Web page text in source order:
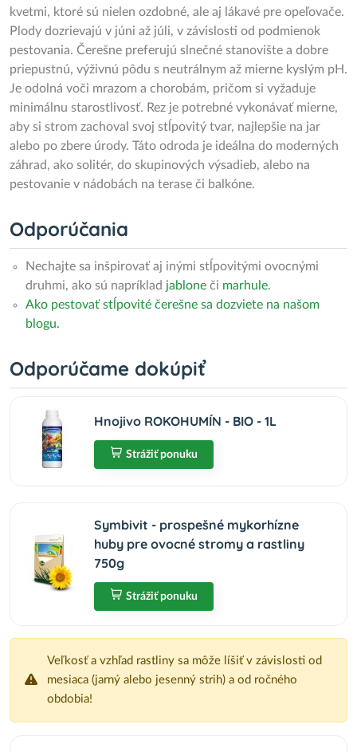
kvetmi, ktoré sú nielen ozdobné, ale aj lákavé pre opeľovače.
Plody dozrievajú v júni až júli, v závislosti od podmienok
pestovania. Čerešne preferujú slnečné stanovište a dobre
priepustnú, výživnú pôdu s neutrálnym až mierne kyslým pH.
Je odolná voči mrazom a chorobám, pričom si vyžaduje
minimálnu starostlivosť. Rez je potrebné vykonávať mierne,
aby si strom zachoval svoj stĺpovitý tvar, najlepšie na jar
alebo po zbere úrody. Táto odroda je ideálna do moderných
záhrad, ako solitér, do skupinových výsadieb, alebo na
pestovanie v nádobách na terase či balkóne.
Odporúčania
Nechajte sa inšpirovať aj inými stĺpovitými ovocnými
druhmi, ako sú napríklad jablone či marhule.
Ako pestovať stĺpovité čerešne sa dozviete na našom
blogu.
Odporúčame dokúpiť
Hnojivo ROKOHUMÍN - BIO - 1L
Strážiť ponuku
Symbivit - prospešné mykorhízne
huby pre ovocné stromy a rastliny
750g
Strážiť ponuku
Veľkosť a vzhľad rastliny sa môže líšiť v závislosti od
mesiaca (jarný alebo jesenný strih) a od ročného
obdobia!